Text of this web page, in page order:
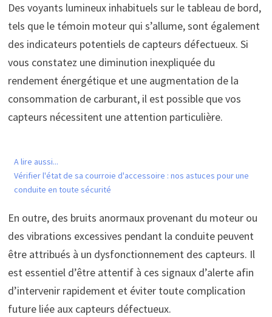
Des voyants lumineux inhabituels sur le tableau de bord,
tels que le témoin moteur qui s’allume, sont également
des indicateurs potentiels de capteurs défectueux. Si
vous constatez une diminution inexpliquée du
rendement énergétique et une augmentation de la
consommation de carburant, il est possible que vos
capteurs nécessitent une attention particulière.
A lire aussi...
Vérifier l'état de sa courroie d'accessoire : nos astuces pour une
conduite en toute sécurité
En outre, des bruits anormaux provenant du moteur ou
des vibrations excessives pendant la conduite peuvent
être attribués à un dysfonctionnement des capteurs. Il
est essentiel d’être attentif à ces signaux d’alerte afin
d’intervenir rapidement et éviter toute complication
future liée aux capteurs défectueux.